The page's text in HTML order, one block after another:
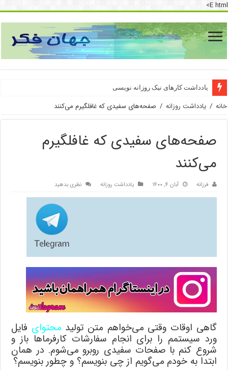
E html>
یادداشت کارهای نیک روزانه نویسی
دسترسی به اینترنت پرو
خانه / یادداشت روزانه / صفحه‌های سفیدی که غافلگیرم می‌کنند
صفحه‌های سفیدی که غافلگیرم
می‌کنند
فرزانه آبان ۴, ۱۴۰۰ یادداشت روزانه نظری بدهید
گاهی اوقات وقتی می‌خواهم متن تولید محتوای فایل
ورد سیستمم را برای انجام سفارشات کارفرماها باز و
شروع کنم با صفحات سفیدی روبرو می‌شوم. در همان
ابتدا به خودم می‌گویم از چی بنویسم؟ و چطور بنویسم؟